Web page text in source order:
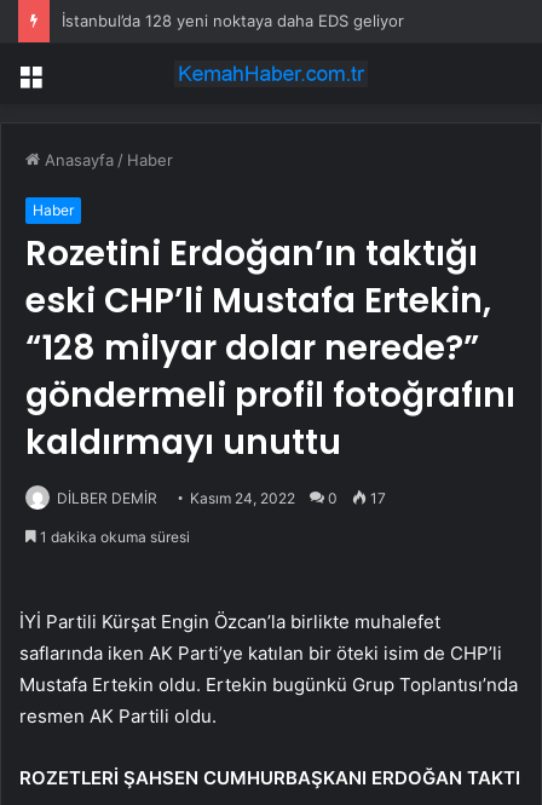
İstanbul’da 128 yeni noktaya daha EDS geliyor
Menü
Anasayfa / Haber
Haber
Rozetini Erdoğan’ın taktığı
eski CHP’li Mustafa Ertekin,
“128 milyar dolar nerede?”
göndermeli profil fotoğrafını
kaldırmayı unuttu
DİLBER DEMİR Kasım 24, 2022 0 17
1 dakika okuma süresi
İYİ Partili Kürşat Engin Özcan’la birlikte muhalefet
saflarında iken AK Parti’ye katılan bir öteki isim de CHP’li
Mustafa Ertekin oldu. Ertekin bugünkü Grup Toplantısı’nda
resmen AK Partili oldu.
ROZETLERİ ŞAHSEN CUMHURBAŞKANI ERDOĞAN TAKTI